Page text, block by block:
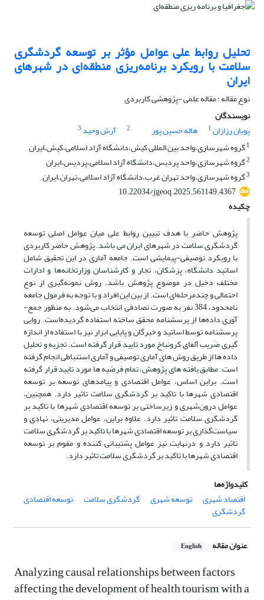
تحلیل روابط علی عوامل مؤثر بر توسعه گردشگری
سلامت با رویکرد برنامه‌ریزی منطقه‌ای در شهرهای
ایران
نوع مقاله : مقاله علمی -پژوهشی کاربردی
نویسندگان
پویان رزازان1 هاله حسین پور 2 آرش وحید 3
1گروه شهرسازی،واحد بین المللی کیش،دانشگاه آزاد اسلامی،کیش،ایران
2گروه شهرسازی،واحد پردیس،دانشگاه آزاد اسلامی،پردیس،ایران
3گروه شهرسازی،واحد تهران غرب،دانشگاه آزاد اسلامی،تهران،ایران.
10.22034/jgeoq.2025.561149.4367
چکیده
پژوهش حاضر با هدف تبیین روابط علی میان عوامل اصلی توسعه
گردشگری سلامت در شهرهای ایران می باشد. پژوهش حاضر کاربردی
با رویکرد توصیفی-پیمایشی است. جامعه آماری در این تحقیق شامل
اساتید دانشگاه، پزشکان، تجار و کارشناسان وزارتخانه‌ها و ادارات
مختلف دخیل در موضوع پژوهش باشد. روش نمونه‌گیری از نوع
احتمالی و چندمرحله‌ای است. از بین این افراد و با توجه به فرمول جامعه
نامحدود، 384 نفر به صورت تصادفی انتخاب می‌شود. به منظور جمع-
آوری داده‌ها از پرسشنامه محقق ساخته استفاده گردیده‌است. روایی
پرسشنامه توسط اساتید و خبرگان و پایایی ابزار نیز با استفاده از اندازه
گیری ضریب آلفای کرونباخ مورد تایید قرار گرفته است. تجزیه و تحلیل
داده ها از طریق روش های آماری توصیفی و آماری استنباطی انجام گرفته
است. مطابق یافته های پژوهش، تمام فرضیه ها مورد تایید قرار گرفته
است. براین اساس، عوامل اقتصادی و پیامدهای توسعه بر توسعه
اقتصادی شهرها با تاکید بر گردشگری سلامت تاثیر دارد. همچنین،
عوامل درون‌شهری و زیرساختی بر توسعه اقتصادی شهرها با تاکید بر
گردشگری سلامت تاثیر دارد. علاوه براین، عوامل مدیریتی، نهادی و
سیاست‌گذاری بر توسعه اقتصادی شهرها با تاکید بر گردشگری سلامت
تاثیر دارد و درنهایت نیز عوامل پشتیبانی کننده و مقوم بر توسعه
اقتصادی شهرها با تاکید بر گردشگری سلامت تاثیر دارد.
کلیدواژه‌ها
اقتصاد شهری
توسعه شهری گردشگری سلامت توسعه اقتصادی
گردشگری
عنوان مقاله English
Analyzing causal relationships between factors
affecting the development of health tourism with a